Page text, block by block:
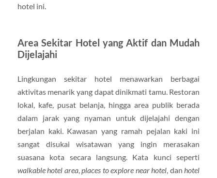
hotel ini.
Area Sekitar Hotel yang Aktif dan Mudah
Dijelajahi
Lingkungan sekitar hotel menawarkan berbagai
aktivitas menarik yang dapat dinikmati tamu. Restoran
lokal, kafe, pusat belanja, hingga area publik berada
dalam jarak yang nyaman untuk dijelajahi dengan
berjalan kaki. Kawasan yang ramah pejalan kaki ini
sangat disukai wisatawan yang ingin merasakan
suasana kota secara langsung. Kata kunci seperti
walkable hotel area,places to explore near hotel, danhotel